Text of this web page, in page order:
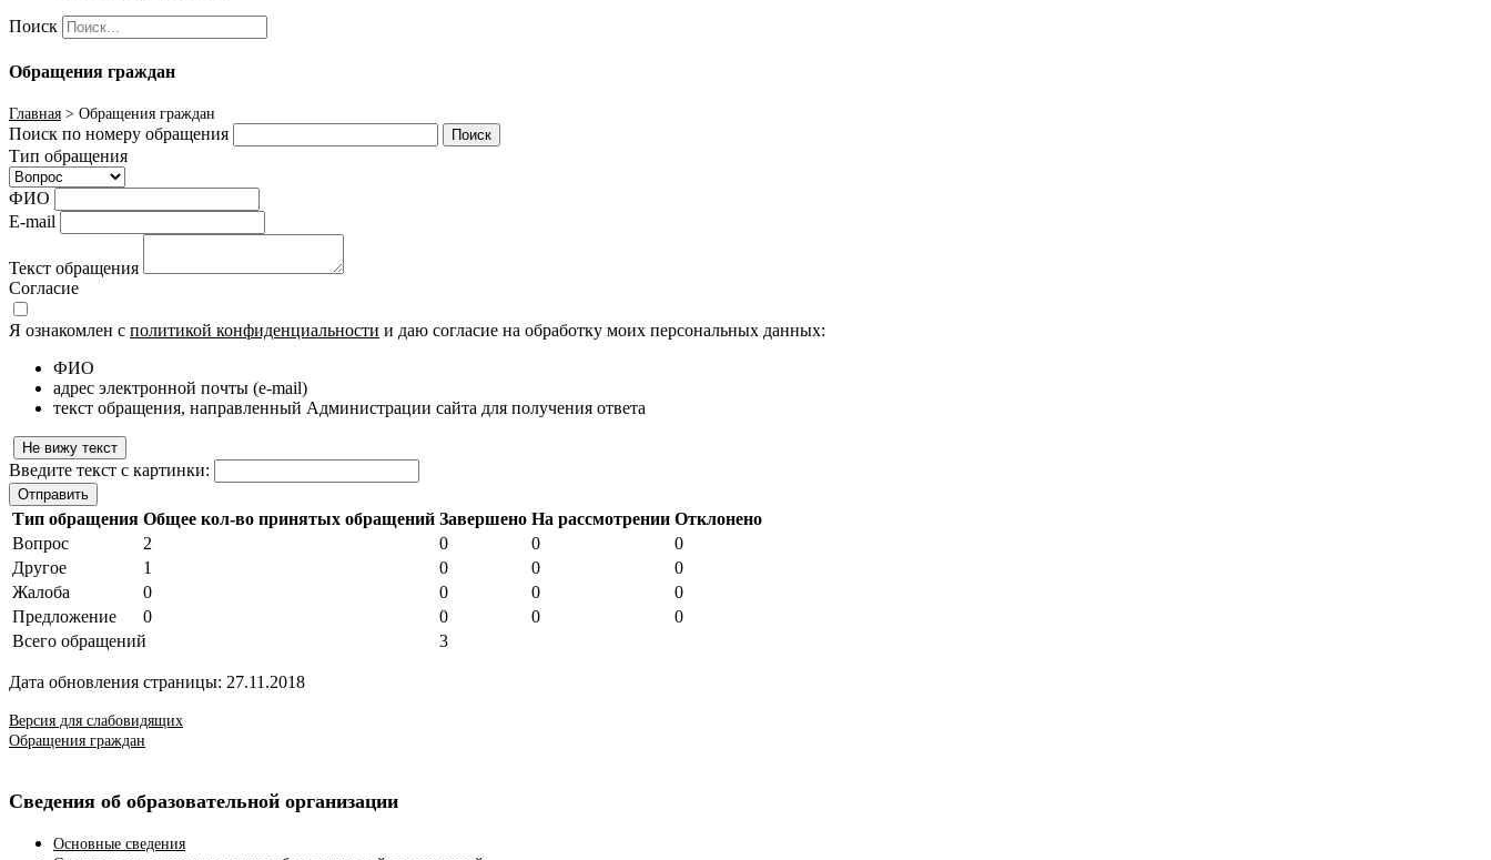
Поиск
Обращения граждан
Главная > Обращения граждан
Поиск по номеру обращения Поиск
Тип обращения
ФИО
E-mail
Текст обращения
Согласие
Я ознакомлен с политикой конфиденциальности и даю согласие на обработку моих персональных данных:
ФИО
адрес электронной почты (e-mail)
текст обращения, направленный Администрации сайта для получения ответа
Не вижу текст
Введите текст с картинки:
Отправить
Тип обращения Общее кол-во принятых обращений Завершено На рассмотрении Отклонено
Вопрос
2 0 0
0
Другое
1 0 0
0
Жалоба
0 0 0
0
Предложение
0 0 0
0
Всего обращений
3
Дата обновления страницы: 27.11.2018
Версия для слабовидящих
Обращения граждан
Сведения об образовательной организации
Основные сведения